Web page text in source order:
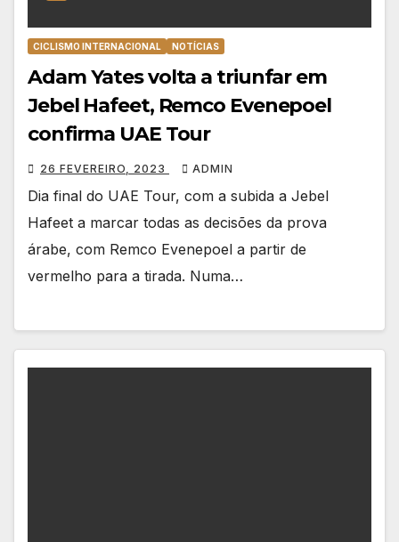
CICLISMO INTERNACIONAL NOTÍCIAS
Adam Yates volta a triunfar em
Jebel Hafeet, Remco Evenepoel
confirma UAE Tour
26 FEVEREIRO, 2023 ADMIN
Dia final do UAE Tour, com a subida a Jebel
Hafeet a marcar todas as decisões da prova
árabe, com Remco Evenepoel a partir de
vermelho para a tirada. Numa…